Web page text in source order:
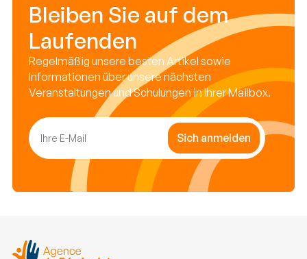
Bleiben Sie auf dem
Laufenden
Regelmäßig unsere besten Artikel sowie
Informationen über unsere nächsten
Veranstaltungen und Schulungen in Ihrer Mailbox.
Sich anmelden